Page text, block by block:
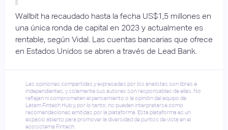
Wallbit ha recaudado hasta la fecha US$1,5 millones en
una única ronda de capital en 2023 y actualmente es
rentable, según Vidal. Las cuentas bancarias que ofrece
en Estados Unidos se abren a través de Lead Bank.
Las opiniones compartidas y expresadas por los analistas son libres e
independientes, y solamente sus autores son responsables de ellas. No
reflejan ni comprometen el pensamiento o la opinión del equipo de
Latam Fintech Hub y, por lo tanto, no pueden interpretarse como
recomendaciones emitidas por la plataforma. Esta plataforma es un
espacio abierto para promover la diversidad de puntos de vista en el
ecosistema Fintech.